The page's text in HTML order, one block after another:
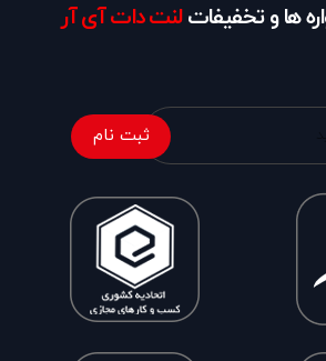
ها و تخفیفاتلنت دات آی آر
ثبت نام